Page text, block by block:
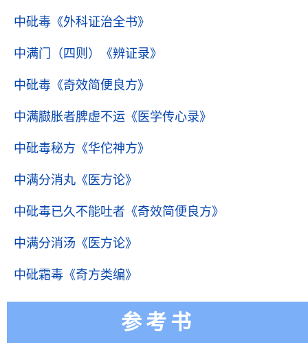
中砒毒 《外科证治全书》
中满门（四则） 《辨证录》
中砒毒 《奇效简便良方》
中满臌胀者脾虚不运 《医学传心录》
中砒毒秘方 《华佗神方》
中满分消丸 《医方论》
中砒毒已久不能吐者 《奇效简便良方》
中满分消汤 《医方论》
中砒霜毒 《奇方类编》
参考书